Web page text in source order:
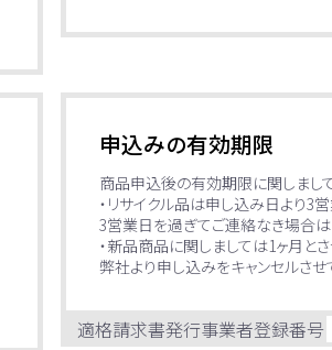
申込みの有効期限
商品申込後の有効期限に関しまし
・リサイクル品は申し込み日より3営
3営業日を過ぎてご連絡なき場合は
・新品商品に関しましては1ヶ月と
弊社より申し込みをキャンセルさ
適格請求書発行事業者登録番号